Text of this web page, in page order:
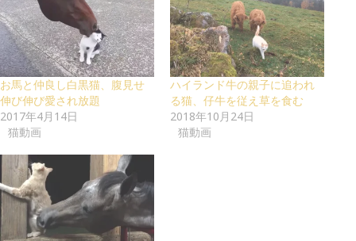
お馬と仲良し白黒猫、腹見せ
伸び伸び愛され放題
2017年4月14日
猫動画
ハイランド牛の親子に追われ
る猫、仔牛を従え草を食む
2018年10月24日
猫動画